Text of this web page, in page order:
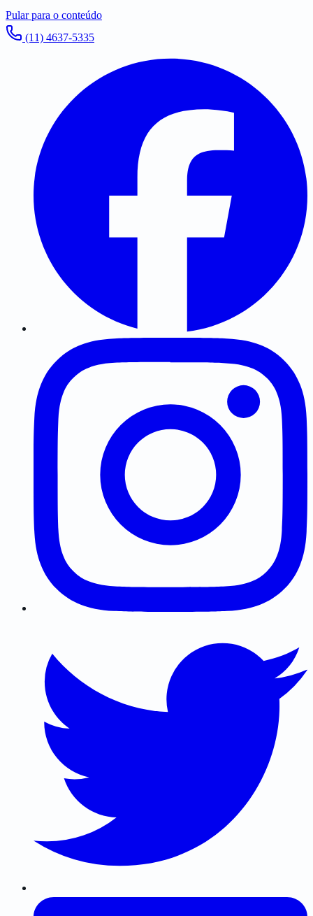
Pular para o conteúdo
(11) 4637-5335